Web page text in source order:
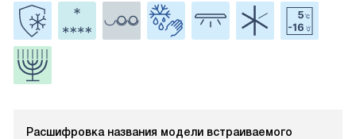
Расшифровка названия модели встраиваемого